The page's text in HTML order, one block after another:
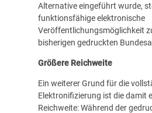
Alternative eingeführt wurde,
funktionsfähige elektronische
Veröffentlichungsmöglichkeit
bisherigen gedruckten
Größere Reichweite
Ein weiterer Grund für die
Elektronifizierung ist die damit
Reichweite: Während der